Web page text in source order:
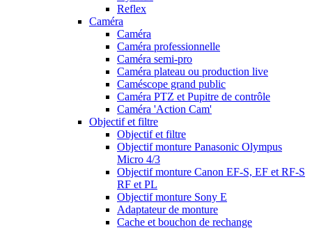
Reflex
Caméra
Caméra
Caméra professionnelle
Caméra semi-pro
Caméra plateau ou production live
Caméscope grand public
Caméra PTZ et Pupitre de contrôle
Caméra 'Action Cam'
Objectif et filtre
Objectif et filtre
Objectif monture Panasonic Olympus
Micro 4/3
Objectif monture Canon EF-S, EF et RF-S
RF et PL
Objectif monture Sony E
Adaptateur de monture
Cache et bouchon de rechange